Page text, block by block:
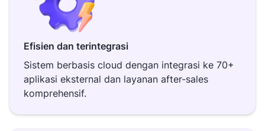
Efisien dan terintegrasi
Sistem berbasis cloud dengan integrasi ke 70+
aplikasi eksternal dan layanan after-sales
komprehensif.